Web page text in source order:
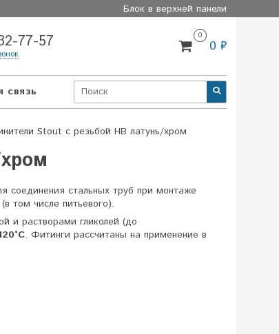
Блок в верхней панели
77-57 0
0 ₽
связь
Stout с резьбой НВ латунь/хром
соединения стальных труб при монтаже
том числе питьевого).
и растворами гликолей (до
. Фитинги рассчитаны на применение в